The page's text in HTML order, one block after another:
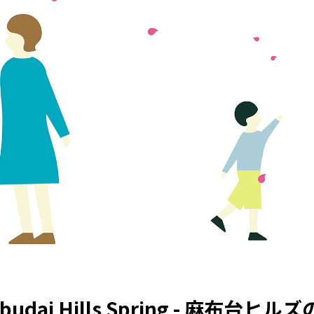
Hills Spring - 麻布台ヒルズ